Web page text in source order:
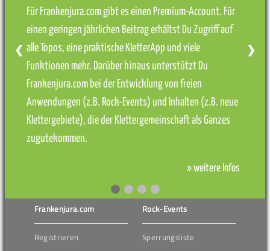
Für Frankenjura.com gibt es einen Premium-Account. Für
einen geringen jährlichen Beitrag erhältst Du Zugriff auf
alle Topos, eine praktische KletterApp und viele
Funktionen mehr. Darüber hinaus unterstützt Du
Frankenjura.com bei der Entwicklung von freien
Anwendungen (z.B. Rock-Events) und Inhalten (z.B. neue
Klettergebiete), die der Klettergemeinschaft als Ganzes
zugutekommen.
» weitere Infos
❮ ❯
Frankenjura.com
Registrieren
Rock-Events
Sperrungsliste